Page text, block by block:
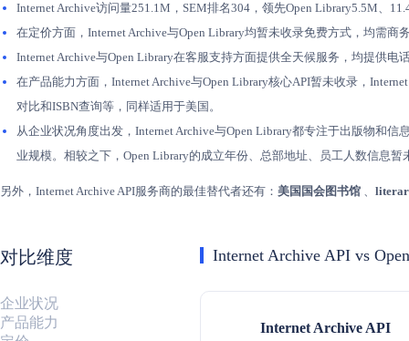
Internet Archive访问量251.1M，SEM排名304，领先Open Library5.5M、
在定价方面，Internet Archive与Open Library均暂未收录免费方式，均需
Internet Archive与Open Library在客服支持方面提供全天候服务，均提供
在产品能力方面，Internet Archive与Open Library核心API暂未收录，
对比和ISBN查询等，同样适用于美国。
从企业状况角度出发，Internet Archive与Open Library都专注于出版物和
业规模。相较之下，Open Library的成立年份、总部地址、员工人数信息
另外，Internet Archive API服务商的最佳替代者还有： 美国国会图书馆 、
对比维度
企业状况
产品能力
Internet Archive API vs
Internet Archive API